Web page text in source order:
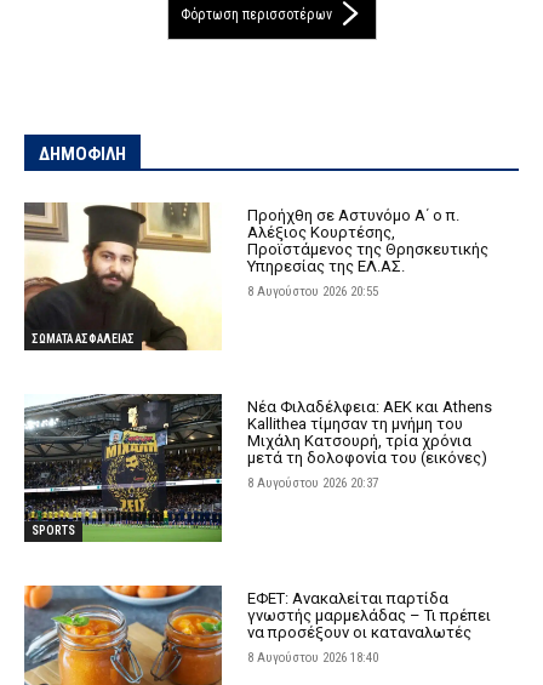
Φόρτωση περισσοτέρων
ΔΗΜΟΦΙΛΗ
ΣΩΜΑΤΑ ΑΣΦΑΛΕΙΑΣ
Προήχθη σε Αστυνόμο Α΄ ο π.
Αλέξιος Κουρτέσης,
Προϊστάμενος της Θρησκευτικής
Υπηρεσίας της ΕΛ.ΑΣ.
8 Αυγούστου 2026 20:55
SPORTS
Νέα Φιλαδέλφεια: ΑΕΚ και Athens
Kallithea τίμησαν τη μνήμη του
Μιχάλη Κατσουρή, τρία χρόνια
μετά τη δολοφονία του (εικόνες)
8 Αυγούστου 2026 20:37
ΕΦΕΤ: Ανακαλείται παρτίδα
γνωστής μαρμελάδας – Τι πρέπει
να προσέξουν οι καταναλωτές
8 Αυγούστου 2026 18:40